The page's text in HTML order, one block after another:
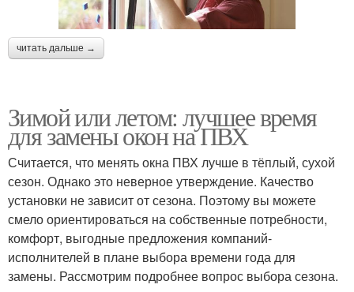
читать дальше →
Зимой или летом: лучшее время
для замены окон на ПВХ
Считается, что менять окна ПВХ лучше в тёплый, сухой
сезон. Однако это неверное утверждение. Качество
установки не зависит от сезона. Поэтому вы можете
смело ориентироваться на собственные потребности,
комфорт, выгодные предложения компаний-
исполнителей в плане выбора времени года для
замены. Рассмотрим подробнее вопрос выбора сезона.